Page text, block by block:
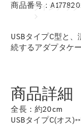
ラインアップ
Mercedes-Benz
New models
電気自動車モ
商品番号：
USBタイプC型と
続するアダプタケ
商品詳細
全長：約20cm
USBタイプC(オス